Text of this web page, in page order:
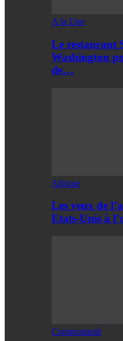
A la Une
Le restaurant
Washington
de…
Afrique
Les veux de
Etats-Unis à
Communauté